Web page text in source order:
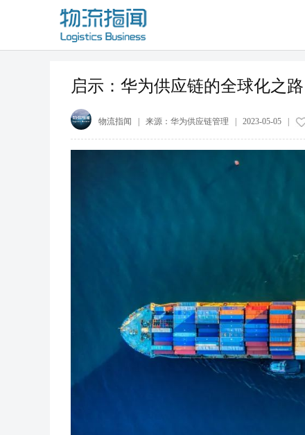
启示：华为供应链的全球化之路
物流指闻 | 来源： 华为供应链管理 2023-05-05